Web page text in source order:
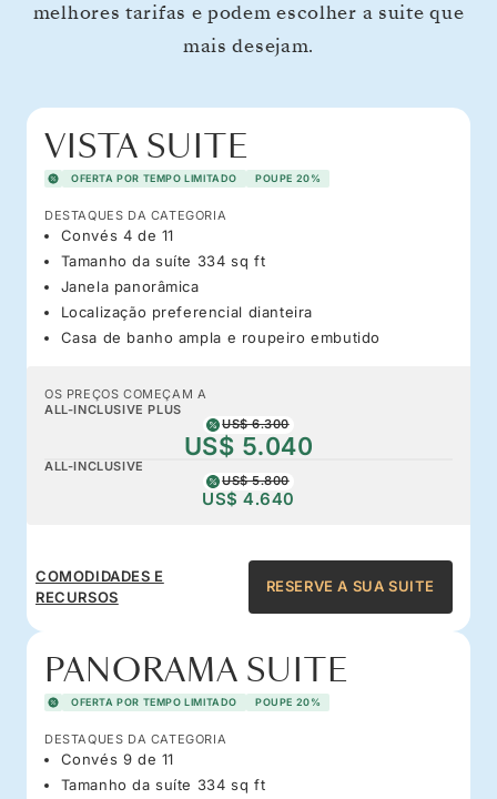
melhores tarifas e podem escolher a suite que
mais desejam.
VISTA SUITE
OFERTA POR TEMPO LIMITADO POUPE 20%
DESTAQUES DA CATEGORIA
Convés 4 de 11
Tamanho da suíte 334 sq ft
Janela panorâmica
Localização preferencial dianteira
Casa de banho ampla e roupeiro embutido
OS PREÇOS COMEÇAM A
ALL-INCLUSIVE PLUS
US$ 6.300
US$ 5.040
ALL-INCLUSIVE
US$ 5.800
US$ 4.640
COMODIDADES E
RECURSOS
RESERVE A SUA SUITE
PANORAMA SUITE
OFERTA POR TEMPO LIMITADO POUPE 20%
DESTAQUES DA CATEGORIA
Convés 9 de 11
Tamanho da suíte 334 sq ft